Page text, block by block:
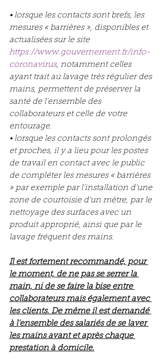
• lorsque les contacts sont brefs, les
mesures « barrières », disponibles et
actualisées sur le site
https://www.gouvernement.fr/info-
coronavirus, notamment celles
ayant trait au lavage très régulier des
mains, permettent de préserver la
santé de l'ensemble des
collaborateurs et celle de votre
entourage.
• lorsque les contacts sont prolongés
et proches, il y a lieu pour les postes
de travail en contact avec le public
de compléter les mesures « barrières
» par exemple par l'installation d'une
zone de courtoisie d'un mètre, par le
nettoyage des surfaces avec un
produit approprié, ainsi que par le
lavage fréquent des mains.
Il est fortement recommandé, pour
le moment, de ne pas se serrer la
main, ni de se faire la bise entre
collaborateurs mais également avec
les clients. De même il est demandé
à l'ensemble des salariés de se laver
les mains avant et après chaque
prestation à domicile.